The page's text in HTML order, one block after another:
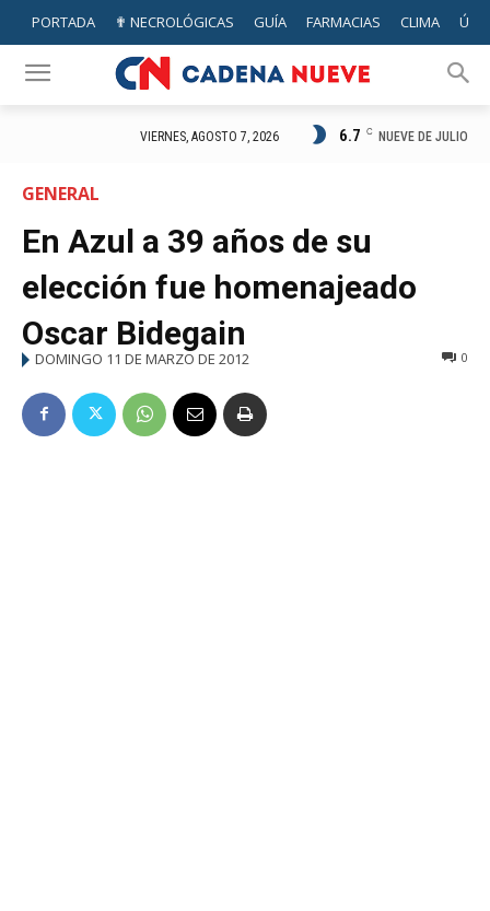
PORTADA ✟ NECROLÓGICAS GUÍA FARMACIAS CLIMA
VIERNES, AGOSTO 7, 2026 6.7 C NUEVE DE JULIO
GENERAL
En Azul a 39 años de su
elección fue homenajeado
Oscar Bidegain
DOMINGO 11 DE MARZO DE 2012 0